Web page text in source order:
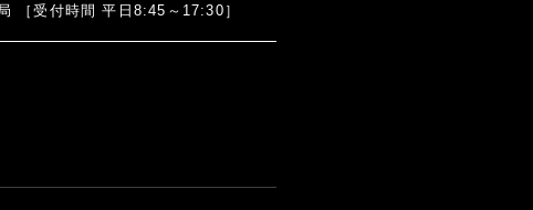
［受付時間 平日8:45～17:30］